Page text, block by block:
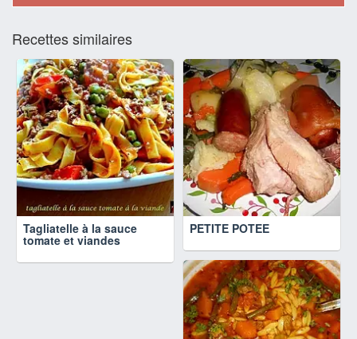
Recettes similaires
Tagliatelle à la sauce
tomate et viandes
PETITE POTEE